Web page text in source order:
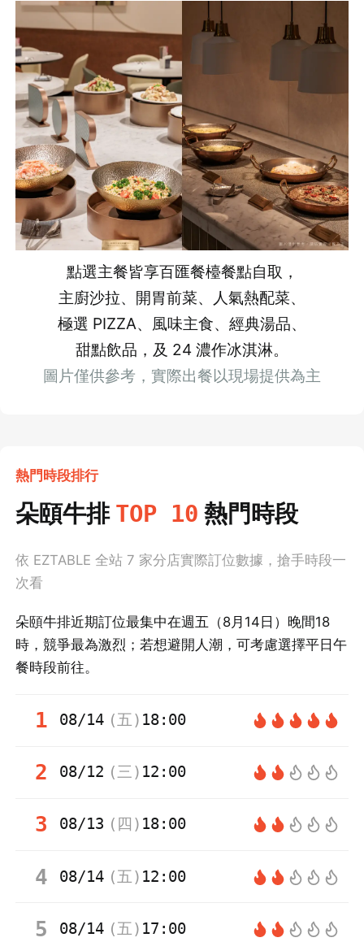
點選主餐皆享百匯餐檯餐點自取，
主廚沙拉、開胃前菜、人氣熱配菜、
極選 PIZZA、風味主食、經典湯品、
甜點飲品，及 24 濃作冰淇淋。
圖片僅供參考，實際出餐以現場提供為主
熱門時段排行
朵頤牛排 TOP 10 熱門時段
依 EZTABLE 全站 7 家分店實際訂位數據，搶手時段一
次看
朵頤牛排近期訂位最集中在週五（8月14日）晚間18
時，競爭最為激烈；若想避開人潮，可考慮選擇平日午
餐時段前往。
1 08/14 (五) 18:00
2 08/12 (三) 12:00
3 08/13 ( 四 ) 18:00
4 08/14 (五) 12:00
5 08/14 (五) 17:00